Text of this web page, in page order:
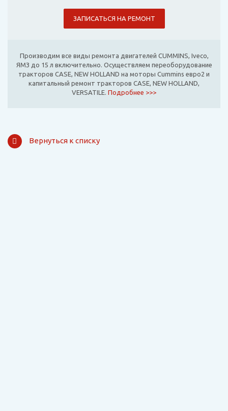
ЗАПИСАТЬСЯ НА РЕМОНТ
Производим все виды ремонта двигателей CUMMINS, Iveco,
ЯМЗ до 15 л включительно. Осуществляем переоборудование
тракторов CASE, NEW HOLLAND на моторы Cummins евро2 и
капитальный ремонт тракторов CASE, NEW HOLLAND,
VERSATILE. Подробнее >>>
Вернуться к списку